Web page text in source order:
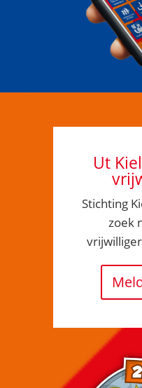
Ut
Stichting
zoek